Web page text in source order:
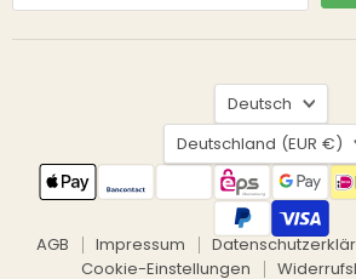
Sprache
Deutsch
Land
Deutschland (EUR €)
AGB Impressum
Cookie-Einstellungen